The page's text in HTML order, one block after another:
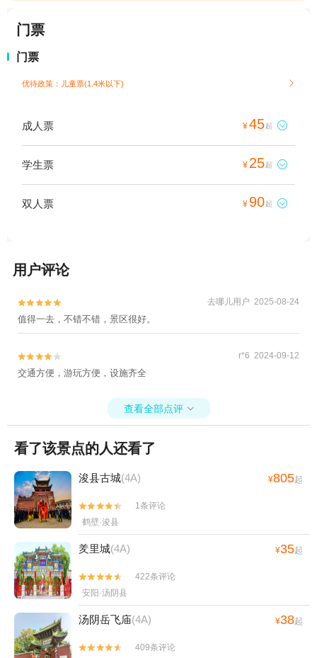
门票
门票
优待政策：儿童票(1.4米以下) 
成人票 ¥45起 
学生票 ¥ 25起 
双人票 ¥ 90起 
用户评论

 去哪儿用户 2025-08-24
值得一去，不错不错，景区很好。

 r*6 2024-09-12
交通方便，游玩方便，设施齐全
查看全部点评 
看了该景点的人还看了
浚县古城(4A) ¥805起


1条评论
鹤壁·浚县
羑里城(4A) ¥35起


422条评论
安阳·汤阴县
汤阴岳飞庙(4A) ¥38起

 409条评论